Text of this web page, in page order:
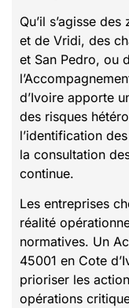
Qu’il s’agisse
et de Vridi, des
et San Pedro, ou
d’Ivoire apporte
des risques
l’identification
la consultation
continue.
Les entreprises
réalité
normatives. Un
45001 en Cote
prioriser les
opérations